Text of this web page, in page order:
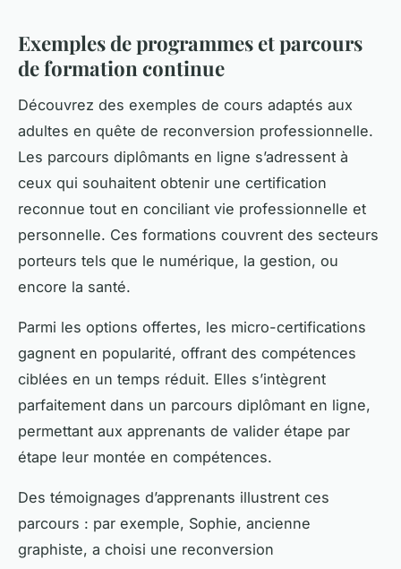
Exemples de programmes et parcours
de formation continue
Découvrez des exemples de cours adaptés aux
adultes en quête de reconversion professionnelle.
Les parcours diplômants en ligne s’adressent à
ceux qui souhaitent obtenir une certification
reconnue tout en conciliant vie professionnelle et
personnelle. Ces formations couvrent des secteurs
porteurs tels que le numérique, la gestion, ou
encore la santé.
Parmi les options offertes, les micro-certifications
gagnent en popularité, offrant des compétences
ciblées en un temps réduit. Elles s’intègrent
parfaitement dans un parcours diplômant en ligne,
permettant aux apprenants de valider étape par
étape leur montée en compétences.
Des témoignages d’apprenants illustrent ces
parcours : par exemple, Sophie, ancienne
graphiste, a choisi une reconversion